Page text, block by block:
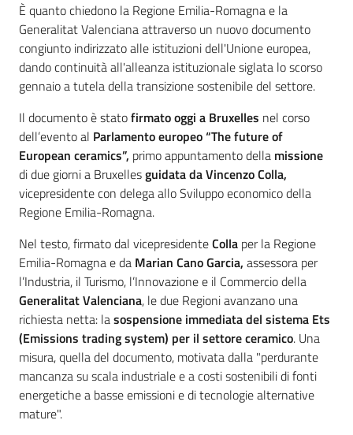
È quanto chiedono la Regione Emilia-Romagna e la
Generalitat Valenciana attraverso un nuovo documento
congiunto indirizzato alle istituzioni dell'Unione europea,
dando continuità all'alleanza istituzionale siglata lo scorso
gennaio a tutela della transizione sostenibile del settore.
Il documento è statofirmato oggi a Bruxelles nel corso
dell’evento al Parlamento europeo “The future of
European ceramics”, primo appuntamento della missione
di due giorni a Bruxellesguidata da Vincenzo Colla,
vicepresidente con delega allo Sviluppo economico della
Regione Emilia-Romagna.
Nel testo, firmato dal vicepresidenteColla per la Regione
Emilia-Romagna e da Marian Cano Garcia, assessora per
l’Industria, il Turismo, l’Innovazione e il Commercio della
Generalitat Valenciana, le due Regioni avanzano una
richiesta netta: lasospensione immediata del sistema Ets
(Emissions trading system) per il settore ceramico. Una
misura, quella del documento, motivata dalla "perdurante
mancanza su scala industriale e a costi sostenibili di fonti
energetiche a basse emissioni e di tecnologie alternative
mature".